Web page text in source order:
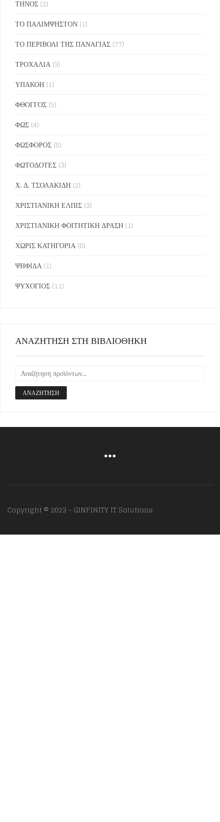
ΤΗΝΟΣ (2)
ΤΟ ΠΑΛΙΜΨΗΣΤΟΝ (1)
ΤΟ ΠΕΡΙΒΟΛΙ ΤΗΣ ΠΑΝΑΓΙΑΣ (77)
ΤΡΟΧΑΛΙΑ (3)
ΥΠΑΚΟΗ (1)
ΦΘΟΓΓΟΣ (5)
ΦΩΣ (4)
ΦΩΣΦΟΡΟΣ (5)
ΦΩΤΟΔΟΤΕΣ (3)
Χ. Δ. ΤΣΟΛΑΚΙΔΗ (2)
ΧΡΙΣΤΙΑΝΙΚΗ ΕΛΠΙΣ (3)
ΧΡΙΣΤΙΑΝΙΚΗ ΦΟΙΤΗΤΙΚΗ ΔΡΑΣΗ (1)
ΧΩΡΙΣ ΚΑΤΗΓΟΡΙΑ (0)
ΨΗΦΙΔΑ (1)
ΨΥΧΟΓΙΟΣ (11)
ΑΝΑΖΗΤΗΣΗ ΣΤΗ ΒΙΒΛΙΟΘΗΚΗ
ΑΝΑΖΉΤΗΣΗ
Copyright © 2023 - GINFINITY IT Solutions